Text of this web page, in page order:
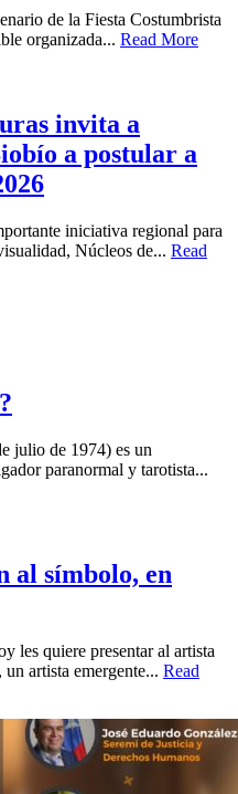
de la Fiesta Costumbrista
organizada... Read More
invita a
a postular a
iniciativa regional para
Núcleos de... Read
julio de 1974) es un
paranormal y tarotista...
al símbolo, en
les quiere presentar al artista
artista emergente... Read